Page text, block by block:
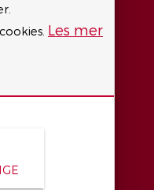
Les mer